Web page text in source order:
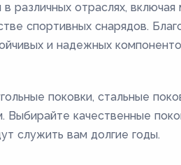
различных отраслях,
спортивных снарядов.
и надежных
поковки, стальные
качественные
служить вам долгие годы.